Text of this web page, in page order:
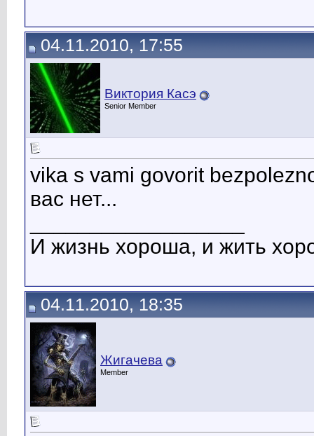
04.11.2010, 17:55
Виктория Касэ
Senior Member
vika s vami govorit
вас нет...
И жизнь хороша, и жить
04.11.2010, 18:35
Жигачева
Member